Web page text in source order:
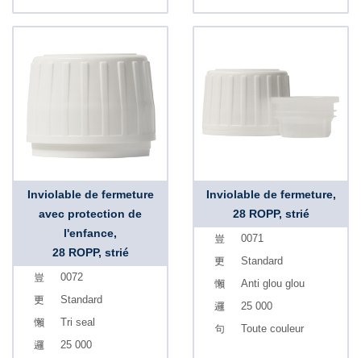
Inviolable de fermeture
avec protection de
l'enfance,
28 ROPP, strié
0072
Standard
Tri seal
25 000
Inviolable de fermeture,
28 ROPP, strié
0071
Standard
Anti glou glou
25 000
Toute couleur